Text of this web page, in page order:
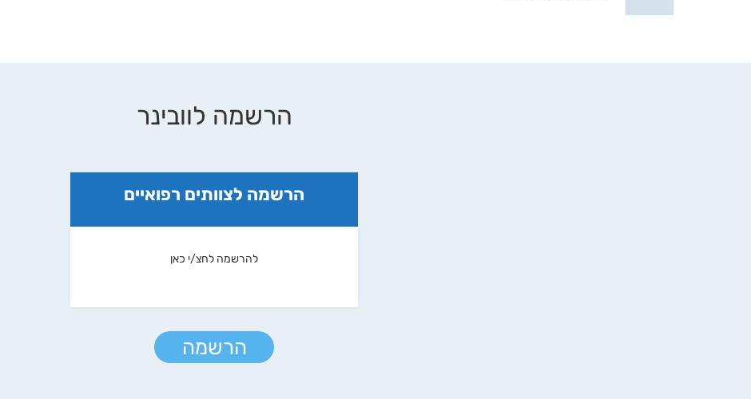
הרשמה לוובינר
הרשמה לצוותים רפואיים
להרשמה לחצ/י כאן
הרשמה